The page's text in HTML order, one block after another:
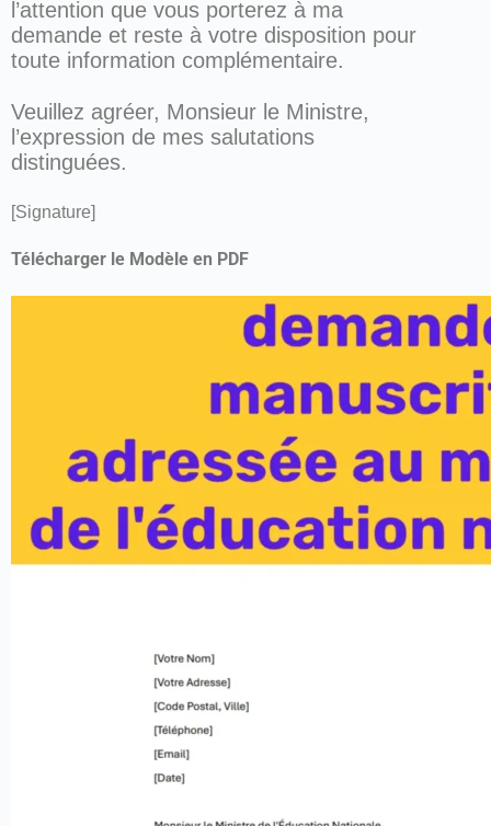
l’attention que vous porterez à ma
demande et reste à votre disposition pour
toute information complémentaire.
Veuillez agréer, Monsieur le Ministre,
l’expression de mes salutations
distinguées.
[Signature]
Télécharger le Modèle en PDF